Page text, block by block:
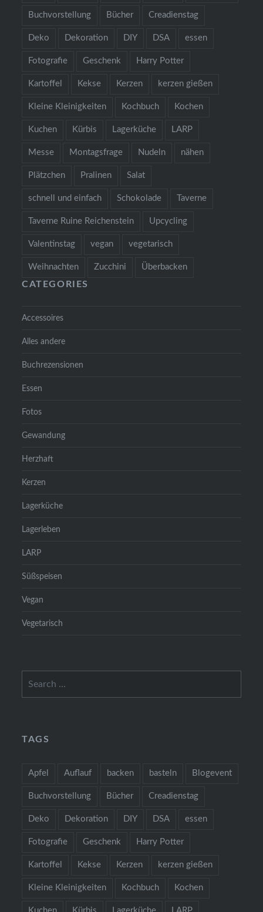
Buchvorstellung Bücher Creadienstag
Deko Dekoration DIY DSA essen
Fotografie Geschenk Harry Potter
Kartoffel Kekse Kerzen kerzen gießen
Kleine Kleinigkeiten Kochbuch Kochen
Kuchen Kürbis Lagerküche LARP
Messe Montagsfrage Nudeln nähen
Plätzchen Pralinen Salat
schnell und einfach Schokolade Taverne
Taverne Ruine Reichenstein Upcycling
Valentinstag vegan vegetarisch
Weihnachten Zucchini Überbacken
CATEGORIES
Accessoires
Alles andere
Buchrezensionen
Essen
Fotos
Gewandung
Herzhaft
Kerzen
Lagerküche
Lagerleben
LARP
Süßspeisen
Vegan
Vegetarisch
TAGS
Apfel Auflauf backen basteln Blogevent
Buchvorstellung Bücher Creadienstag
Deko Dekoration DIY DSA essen
Fotografie Geschenk Harry Potter
Kartoffel Kekse Kerzen kerzen gießen
Kleine Kleinigkeiten Kochbuch Kochen